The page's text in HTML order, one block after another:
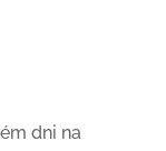
dni na